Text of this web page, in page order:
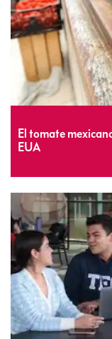
El tomate
EUA